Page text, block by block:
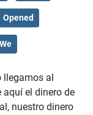
Opened
We
al
aquí el dinero de
nuestro dinero